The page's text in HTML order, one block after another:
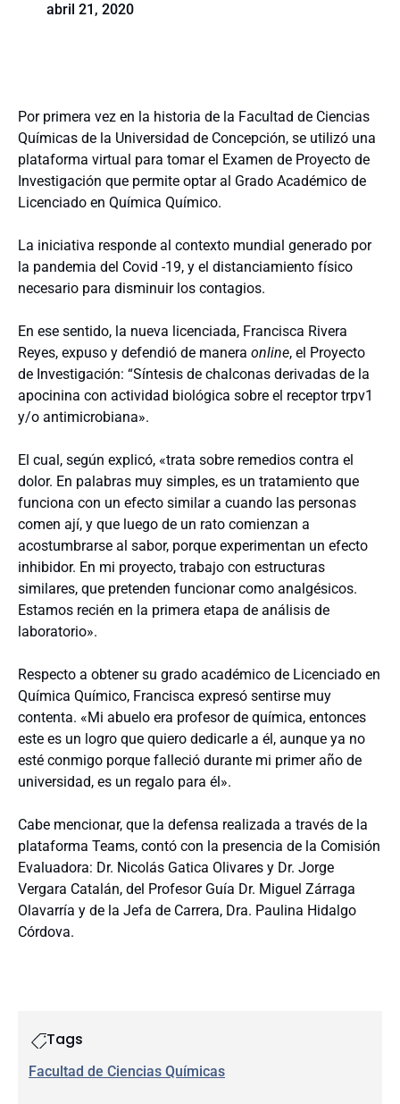
abril 21, 2020
Por primera vez en la historia de la Facultad de Ciencias
Químicas de la Universidad de Concepción, se utilizó una
plataforma virtual para tomar el Examen de Proyecto de
Investigación que permite optar al Grado Académico de
Licenciado en Química Químico.
La iniciativa responde al contexto mundial generado por
la pandemia del Covid -19, y el distanciamiento físico
necesario para disminuir los contagios.
En ese sentido, la nueva licenciada, Francisca Rivera
Reyes, expuso y defendió de manera online, el Proyecto
de Investigación: “Síntesis de chalconas derivadas de la
apocinina con actividad biológica sobre el receptor trpv1
y/o antimicrobiana».
El cual, según explicó, «trata sobre remedios contra el
dolor. En palabras muy simples, es un tratamiento que
funciona con un efecto similar a cuando las personas
comen ají, y que luego de un rato comienzan a
acostumbrarse al sabor, porque experimentan un efecto
inhibidor. En mi proyecto, trabajo con estructuras
similares, que pretenden funcionar como analgésicos.
Estamos recién en la primera etapa de análisis de
laboratorio».
Respecto a obtener su grado académico de Licenciado en
Química Químico, Francisca expresó sentirse muy
contenta. «Mi abuelo era profesor de química, entonces
este es un logro que quiero dedicarle a él, aunque ya no
esté conmigo porque falleció durante mi primer año de
universidad, es un regalo para él».
Cabe mencionar, que la defensa realizada a través de la
plataforma Teams, contó con la presencia de la Comisión
Evaluadora: Dr. Nicolás Gatica Olivares y Dr. Jorge
Vergara Catalán, del Profesor Guía Dr. Miguel Zárraga
Olavarría y de la Jefa de Carrera, Dra. Paulina Hidalgo
Córdova.
Tags
Facultad de Ciencias Químicas